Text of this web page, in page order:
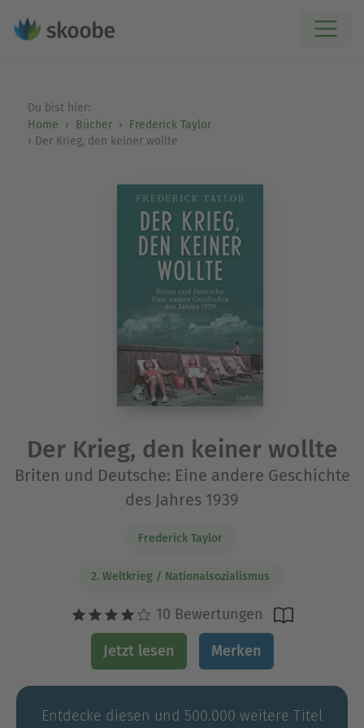
Du bist hier:
Home
Bücher
Frederick Taylor
Der Krieg, den keiner wollte
Der Krieg, den keiner wollte
Briten und Deutsche: Eine andere Geschichte
des Jahres 1939
Frederick Taylor
2. Weltkrieg / Nationalsozialismus
10 Bewertungen
Jetzt lesen Merken
Entdecke diesen und 500.000 weitere Titel